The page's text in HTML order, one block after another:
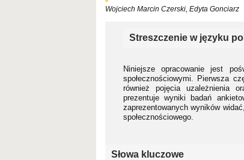
Wojciech Marcin Czerski, Edyta Gonciarz
Streszczenie w języku
Niniejsze opracowanie jest
społecznościowymi. Pierwsza
również pojęcia uzależnienia
prezentuje wyniki badań
zaprezentowanych wyników
społecznościowego.
Słowa kluczowe